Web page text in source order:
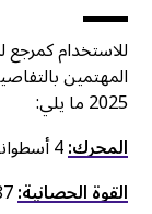
للاستخدام
المهتمين
2025 ما يلي:
المحرك:4 أسطوانات سعة 2.5 لتر أو محرك تيربو هجين متوفر
القوة الحصانية:187 – 227 حصان حسب التجهيزات